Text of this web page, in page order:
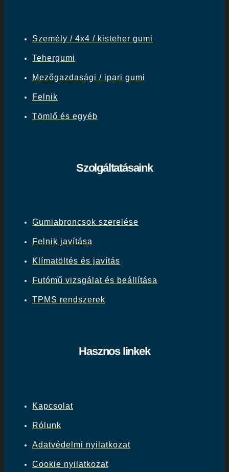
Személy / 4x4 / kisteher gumi
Tehergumi
Mezőgazdasági / ipari gumi
Felnik
Tömlő és egyéb
Szolgáltatásaink
Gumiabroncsok szerelése
Felnik javítása
Klímatöltés és javítás
Futómű vizsgálat és beállítása
TPMS rendszerek
Hasznos linkek
Kapcsolat
Rólunk
Adatvédelmi nyilatkozat
Cookie nyilatkozat